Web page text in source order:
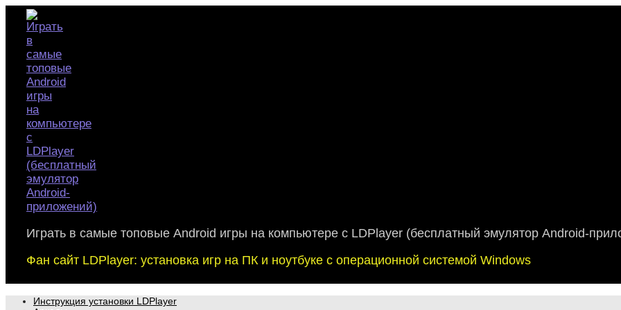
Skip
content
Играть в самые топовые Android игры на компьютере с LDPlayer (бесплатный эмулятор Android-
Фан сайт LDPlayer: установка игр на ПК и ноутбуке с операционной системой Windows
Инструкция установки LDPlayer